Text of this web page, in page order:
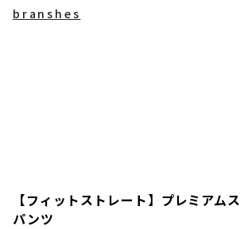
branshes
【フィットストレート】プレミアム
パンツ